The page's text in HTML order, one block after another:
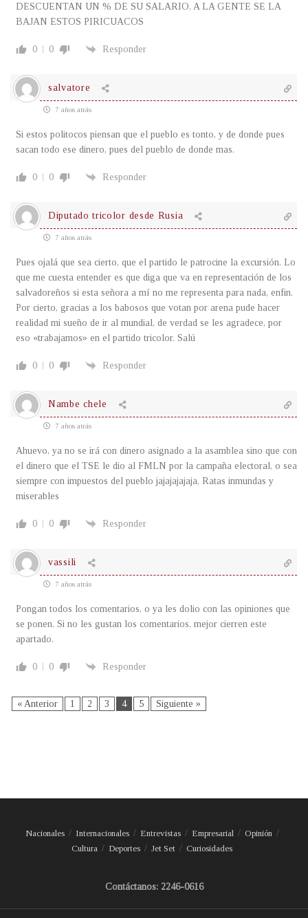
DESCUENTAN UN % DE SU SALARIO, A LA GENTE SE LA
BAJAN ESTOS PIRICUACOS
0 0 Responder
salvatore
7 años atrás
Si estos politocos piensan que el pueblo es tonto, y de donde pues
sacan todo ese dinero, pues del pueblo de donde mas.
0 0 Responder
Diputado tricolor desde Rusia
7 años atrás
Pues ojalá que sea cierto, que el partido le patrocine la excursión. Lo
que me cuesta entender es que diga que va en representación de los
salvadoreños si esta señora a mí no me representa para nada, enfin.
Por cierto, gracias a los babosos que votan por arena pude hacer
realidad mi sueño de ir al mundial, de verdad se les agradece, por
eso «trabajamos» en el partido tricolor. Salú
0 0 Responder
Nambe chele
7 años atrás
Ahuevo, ya no se irá con dinero asignado a la asamblea sino que con
el dinero que el TSE le dio al FMLN por la campaña electoral, o sea
siempre con impuestos del pueblo jajajajajaja, Ratas inmundas y
miserables
0 0 Responder
vassili
7 años atrás
Pongan todos los comentarios, o ya les dolio con las opiniones que
se ponen. Si no les gustan los comentarios, mejor cierren este
apartado.
0 0 Responder
« Anterior 1 2 3 4 5 Siguiente »
Nacionales Internacionales Entrevistas Empresarial
Opinión
Cultura
Deportes Jet Set Curiosidades
Contáctanos: 2246-0616